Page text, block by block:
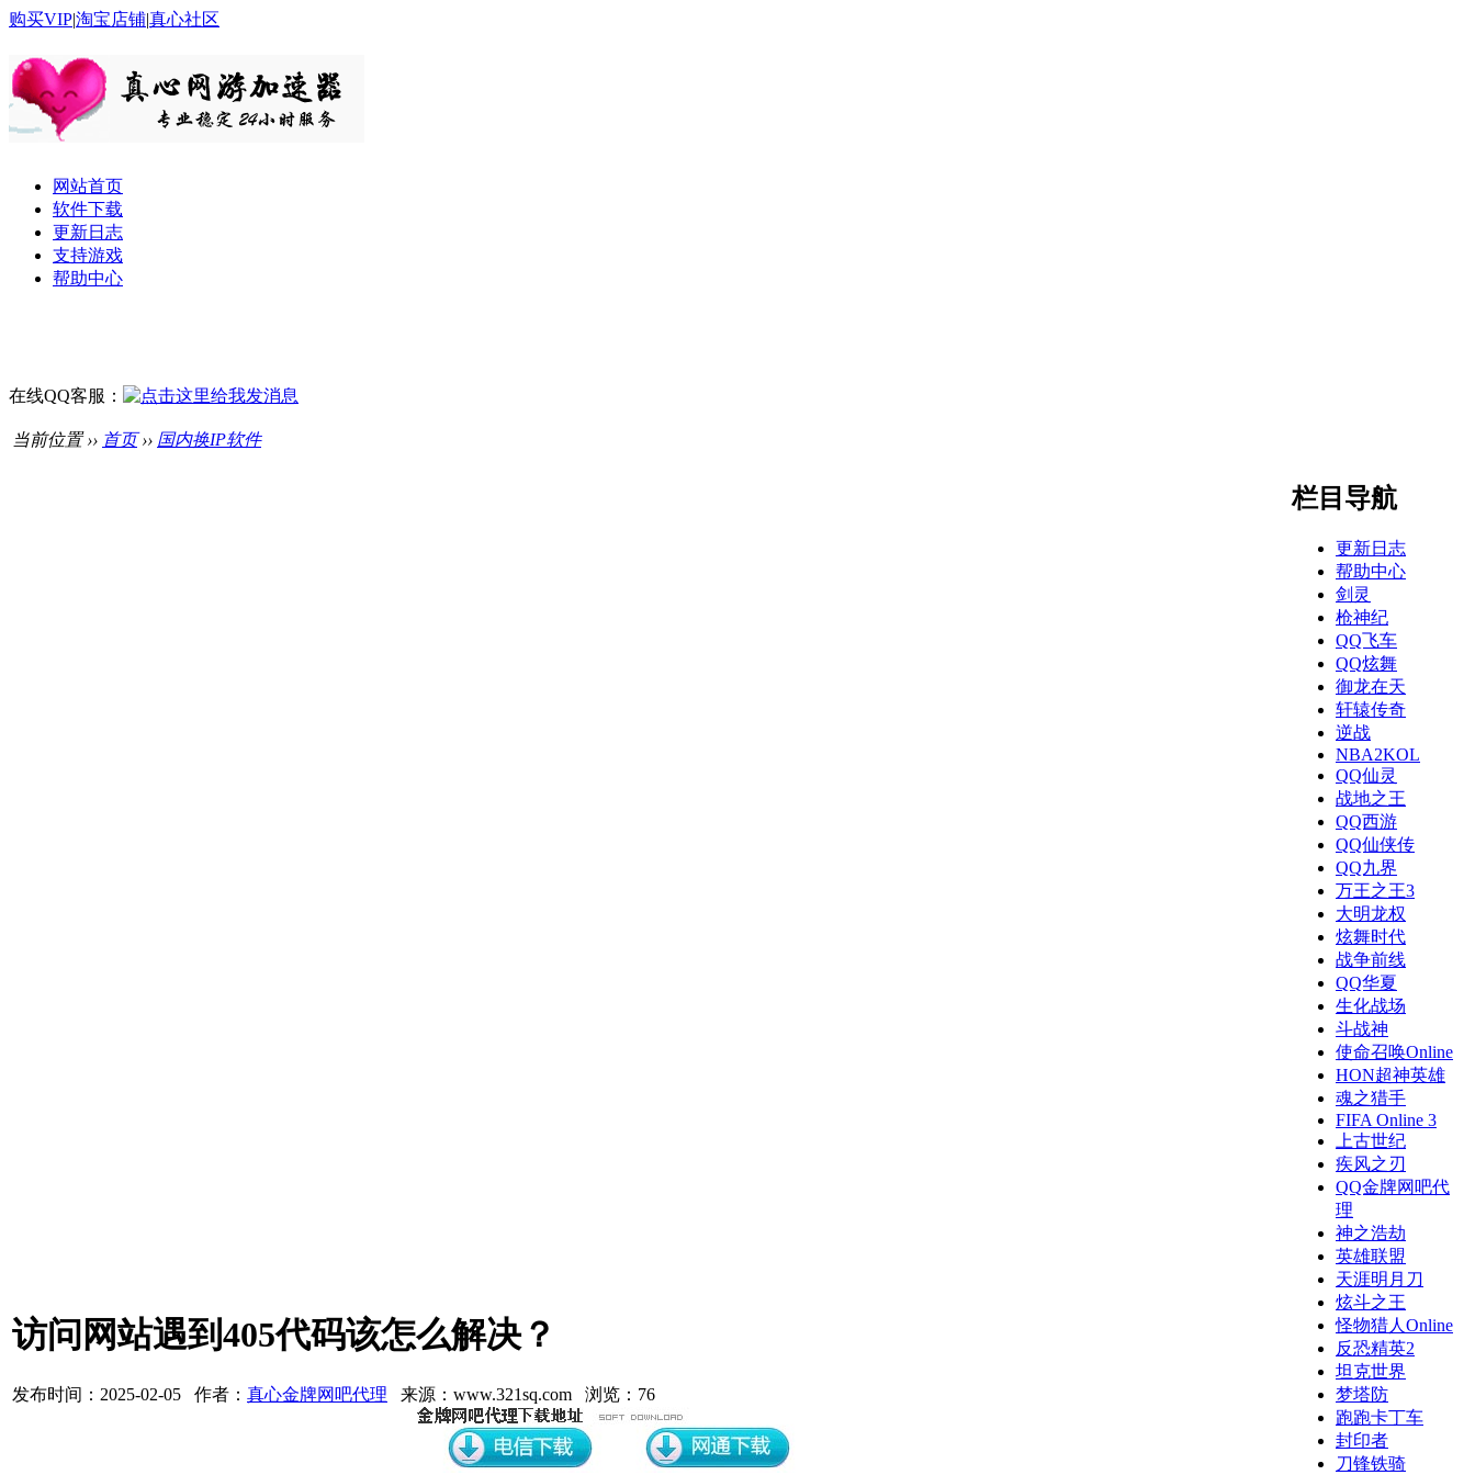
购买VIP|淘宝店铺|真心社区
网站首页
软件下载
更新日志
支持游戏
帮助中心
在线QQ客服：
当前位置 ›› 首页›› 国内换IP软件
访问网站遇到405代码该怎么解决？
发布时间：2025-02-05 作者： 真心金牌网吧代理 来源：www.321sq.com 浏览：76
栏目导航
更新日志
帮助中心
剑灵
枪神纪
QQ飞车
QQ炫舞
御龙在天
轩辕传奇
逆战
NBA2KOL
QQ仙灵
战地之王
QQ西游
QQ仙侠传
QQ九界
万王之王3
大明龙权
炫舞时代
战争前线
QQ华夏
生化战场
斗战神
使命召唤Online
HON超神英雄
魂之猎手
FIFA Online 3
上古世纪
疾风之刃
QQ金牌网吧代
理
神之浩劫
英雄联盟
天涯明月刀
炫斗之王
怪物猎人Online
反恐精英2
坦克世界
梦塔防
跑跑卡丁车
封印者
刀锋铁骑